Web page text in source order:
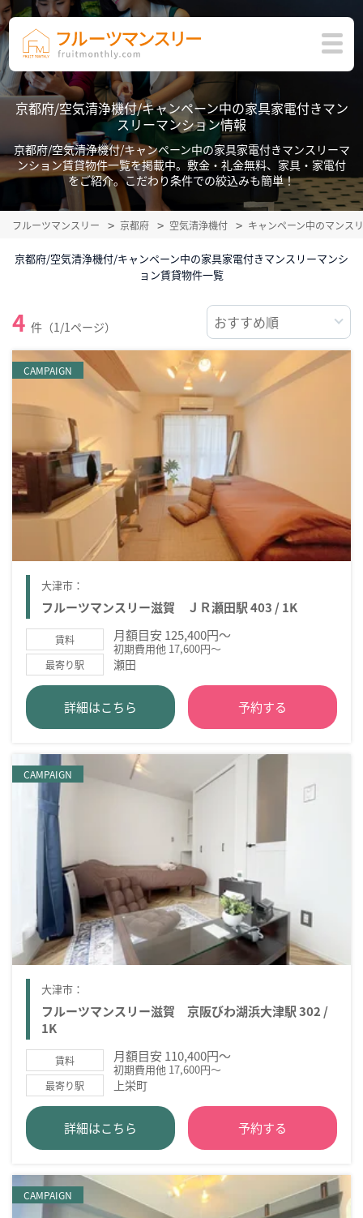
京都府/空気清浄機付/キャンペーン中の家具家電付きマン
スリーマンション情報
京都府/空気清浄機付/キャンペーン中の家具家電付きマンスリーマ
ンション賃貸物件一覧を掲載中。敷金・礼金無料、家具・家電付
をご紹介。こだわり条件での絞込みも簡単！
フルーツマンスリー 京都府 空気清浄機付 キャンペーン中のマンス
京都府/空気清浄機付/キャンペーン中の家具家電付きマンスリーマンシ
ョン賃貸物件一覧
4 件（1/1ページ）
CAMPAIGN
大津市：
フルーツマンスリー滋賀 ＪＲ瀬田駅 403 / 1K
賃料 月額目安 125,400円～
初期費用他 17,600円～
最寄り駅 瀬田
詳細はこちら 予約する
CAMPAIGN
大津市：
フルーツマンスリー滋賀 京阪びわ湖浜大津駅 302 /
1K
賃料 月額目安 110,400円～
初期費用他 17,600円～
最寄り駅 上栄町
詳細はこちら 予約する
CAMPAIGN